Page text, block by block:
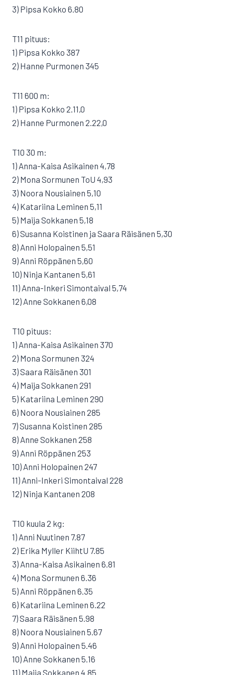
3) Pipsa Kokko 6.80
T11 pituus:
1) Pipsa Kokko 387
2) Hanne Purmonen 345
T11 600 m:
1) Pipsa Kokko 2.11,0
2) Hanne Purmonen 2.22,0
T10 30 m:
1) Anna-Kaisa Asikainen 4,78
2) Mona Sormunen ToU 4,93
3) Noora Nousiainen 5,10
4) Katariina Leminen 5,11
5) Maija Sokkanen 5,18
6) Susanna Koistinen ja Saara Räisänen 5,30
8) Anni Holopainen 5,51
9) Anni Röppänen 5,60
10) Ninja Kantanen 5,61
11) Anna-Inkeri Simontaival 5,74
12) Anne Sokkanen 6,08
T10 pituus:
1) Anna-Kaisa Asikainen 370
2) Mona Sormunen 324
3) Saara Räisänen 301
4) Maija Sokkanen 291
5) Katariina Leminen 290
6) Noora Nousiainen 285
7) Susanna Koistinen 285
8) Anne Sokkanen 258
9) Anni Röppänen 253
10) Anni Holopainen 247
11) Anni-Inkeri Simontaival 228
12) Ninja Kantanen 208
T10 kuula 2 kg:
1) Anni Nuutinen 7.87
2) Erika Myller KiihtU 7.85
3) Anna-Kaisa Asikainen 6.81
4) Mona Sormunen 6.36
5) Anni Röppänen 6.35
6) Katariina Leminen 6.22
7) Saara Räisänen 5.98
8) Noora Nousiainen 5.67
9) Anni Holopainen 5.46
10) Anne Sokkanen 5.16
11) Maija Sokkanen 4.85